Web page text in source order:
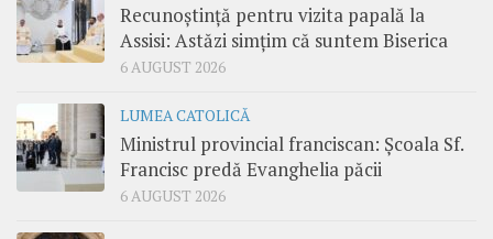
Recunoștință pentru vizita papală la
Assisi: Astăzi simțim că suntem Biserica
6 AUGUST 2026
LUMEA CATOLICĂ
Ministrul provincial franciscan: Școala Sf.
Francisc predă Evanghelia păcii
6 AUGUST 2026